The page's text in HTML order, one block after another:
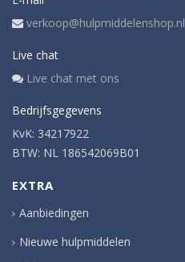
verkoop@hulpmiddelenshop.nl
Live chat
Live chat met ons
Bedrijfsgegevens
KvK: 34217922
BTW: NL 186542069B01
EXTRA
Aanbiedingen
Nieuwe hulpmiddelen